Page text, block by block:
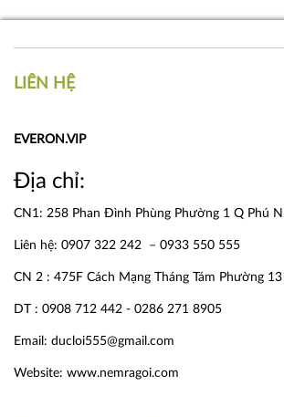
LIÊN HỆ
EVERON.VIP
Địa chỉ:
CN1: 258 Phan Đình Phùng Phường 1 Q Phú
Liên hệ: 0907 322 242 – 0933 550 555
CN 2 : 475F Cách Mạng Tháng Tám Phường
DT : 0908 712 442 - 0286 271 8905
Email: ducloi555@gmail.com
Website: www.nemragoi.com